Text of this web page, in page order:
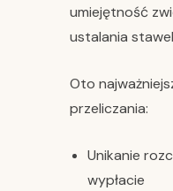
umiejętność
ustalania
Oto
przeliczania:
Unikanie
wypłacie